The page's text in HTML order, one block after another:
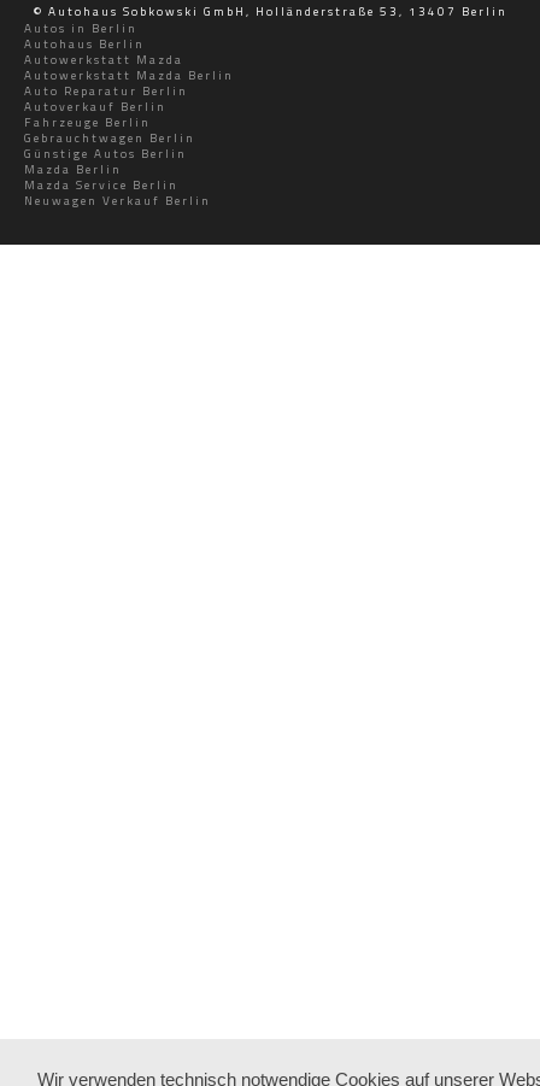
© Autohaus Sobkowski GmbH, Holländerstraße 53, 13407 Berlin
Autos in Berlin
Autohaus Berlin
Autowerkstatt Mazda
Autowerkstatt Mazda Berlin
Auto Reparatur Berlin
Autoverkauf Berlin
Fahrzeuge Berlin
Gebrauchtwagen Berlin
Günstige Autos Berlin
Mazda Berlin
Mazda Service Berlin
Neuwagen Verkauf Berlin
Wir verwenden technisch notwendige Cookies auf unserer